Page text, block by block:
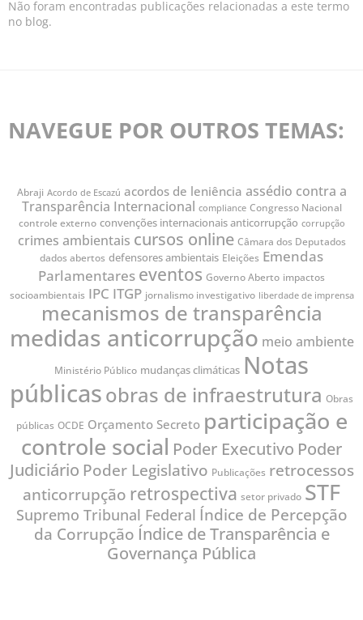
Não foram encontradas publicações relacionadas a este termo
no blog.
NAVEGUE POR OUTROS TEMAS:
Abraji Acordo de Escazú acordos de leniência assédio contra a
Transparência Internacional compliance Congresso Nacional
controle externo convenções internacionais anticorrupção corrupção
crimes ambientais cursos online Câmara dos Deputados
dados abertos defensores ambientais Eleições Emendas
Parlamentares eventos Governo Aberto impactos
socioambientais IPC ITGP jornalismo investigativo liberdade de imprensa
mecanismos de transparência
medidas anticorrupção meio ambiente
Ministério Público mudanças climáticas Notas
públicasobras de infraestrutura Obras
públicas OCDE Orçamento Secreto participação e
controle social Poder Executivo Poder
Judiciário Poder Legislativo Publicações retrocessos
anticorrupção retrospectiva setor privado STF
Supremo Tribunal Federal Índice de Percepção
da Corrupção Índice de Transparência e
Governança Pública